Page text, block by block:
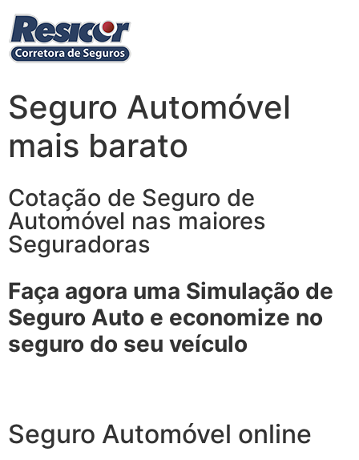
Seguro Automóvel
mais barato
Cotação de Seguro de
Automóvel nas maiores
Seguradoras
Faça agora uma Simulação de
Seguro Auto e economize no
seguro do seu veículo
Seguro Automóvel online